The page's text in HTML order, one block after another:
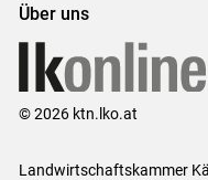
Über uns
© 2026 ktn.lko.at
Landwirtschaftskammer